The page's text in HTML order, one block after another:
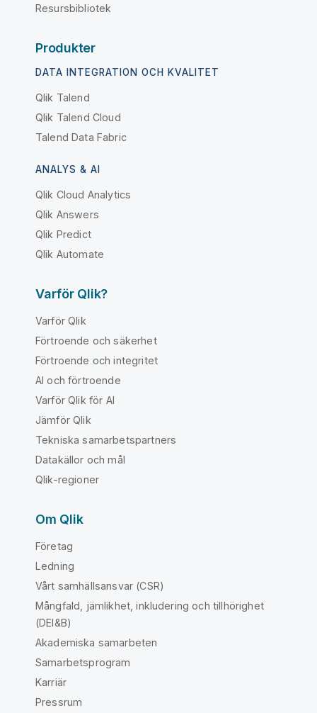
Resursbibliotek
Produkter
DATA INTEGRATION OCH KVALITET
Qlik Talend
Qlik Talend Cloud
Talend Data Fabric
ANALYS & AI
Qlik Cloud Analytics
Qlik Answers
Qlik Predict
Qlik Automate
Varför Qlik?
Varför Qlik
Förtroende och säkerhet
Förtroende och integritet
AI och förtroende
Varför Qlik för AI
Jämför Qlik
Tekniska samarbetspartners
Datakällor och mål
Qlik-regioner
Om Qlik
Företag
Ledning
Vårt samhällsansvar (CSR)
Mångfald, jämlikhet, inkludering och tillhörighet
(DEI&B)
Akademiska samarbeten
Samarbetsprogram
Karriär
Pressrum